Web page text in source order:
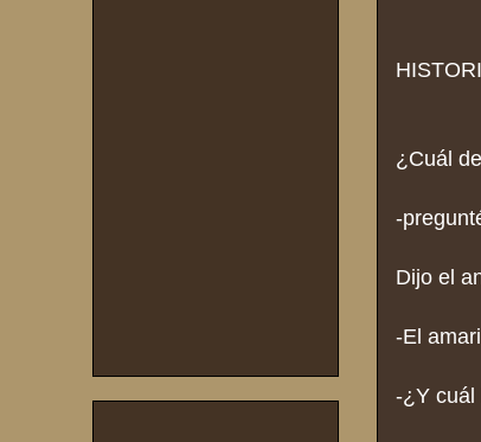
¿Cuál
-
Dijo el
-El
-¿Y cuál